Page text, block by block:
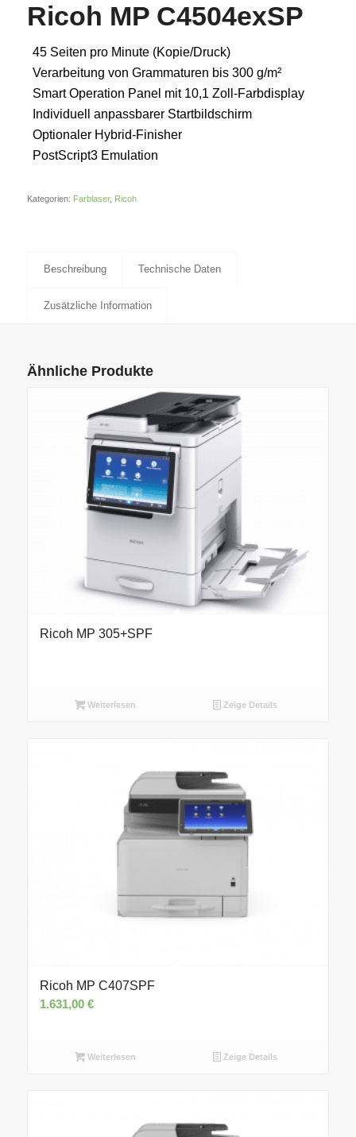
Ricoh MP C4504exSP
45 Seiten pro Minute (Kopie/Druck)
Verarbeitung von Grammaturen bis 300 g/m²
Smart Operation Panel mit 10,1 Zoll-Farbdisplay
Individuell anpassbarer Startbildschirm
Optionaler Hybrid-Finisher
PostScript3 Emulation
Kategorien: Farblaser, Ricoh
Beschreibung Technische Daten
Zusätzliche Information
Ähnliche Produkte
Ricoh MP 305+SPF
Weiterlesen Zeige Details
Ricoh MP C407SPF
1.631,00 €
Weiterlesen Zeige Details